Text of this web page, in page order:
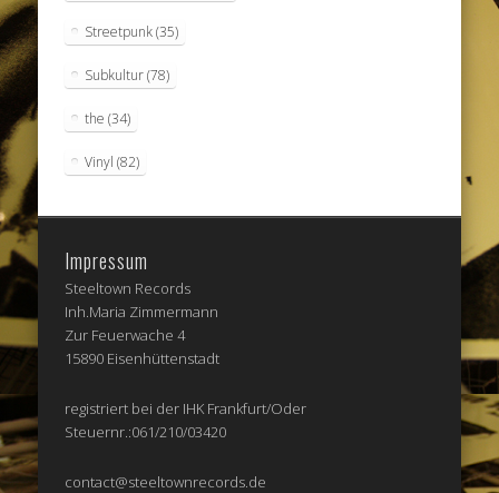
Streetpunk(35)
Subkultur(78)
the (34)
Vinyl (82)
Impressum
Steeltown Records
Inh.Maria Zimmermann
Zur Feuerwache 4
15890 Eisenhüttenstadt
registriert bei der IHK Frankfurt/Oder
Steuernr.:061/210/03420
contact@steeltownrecords.de